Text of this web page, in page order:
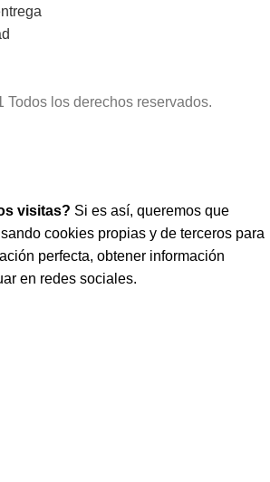
Todos los derechos reservados.
visitas? Si es así, queremos que
cookies propias y de terceros para
perfecta, obtener información
en redes sociales.